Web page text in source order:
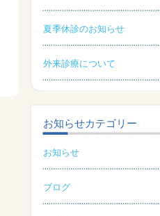
夏季休診のお知らせ
外来診療について
お知らせカテゴリー
お知らせ
ブログ